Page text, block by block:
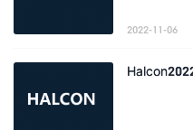
2022-11-06